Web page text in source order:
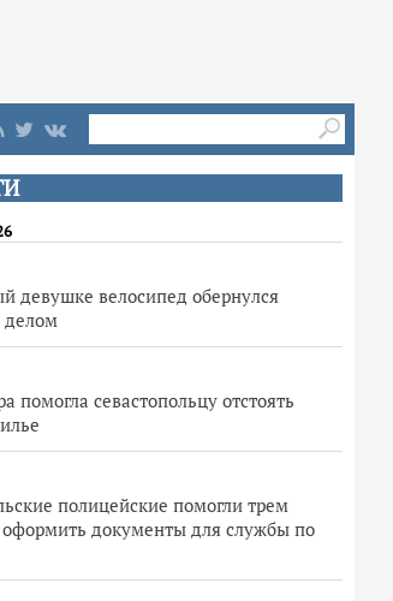
девушке велосипед обернулся
делом
помогла севастопольцу отстоять
полицейские помогли трем
документы для службы по